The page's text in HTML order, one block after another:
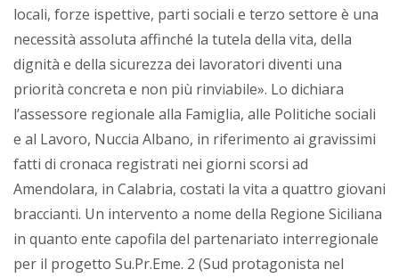
locali, forze ispettive, parti sociali e terzo settore è una
necessità assoluta affinché la tutela della vita, della
dignità e della sicurezza dei lavoratori diventi una
priorità concreta e non più rinviabile». Lo dichiara
l’assessore regionale alla Famiglia, alle Politiche sociali
e al Lavoro, Nuccia Albano, in riferimento ai gravissimi
fatti di cronaca registrati nei giorni scorsi ad
Amendolara, in Calabria, costati la vita a quattro giovani
braccianti. Un intervento a nome della Regione Siciliana
in quanto ente capofila del partenariato interregionale
per il progetto Su.Pr.Eme. 2 (Sud protagonista nel